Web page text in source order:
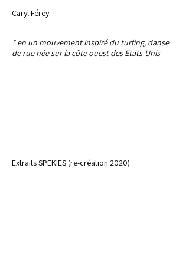
Caryl Férey
* en un mouvement inspiré du turfing, danse
de rue née sur la côte ouest des Etats-Unis
Extraits SPEKIES (re-création 2020)